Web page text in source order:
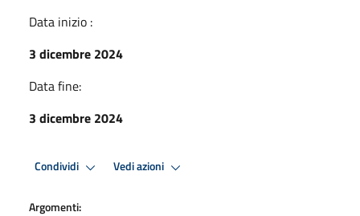
Data inizio :
3 dicembre 2024
Data fine:
3 dicembre 2024
Condividi Vedi azioni
Argomenti: